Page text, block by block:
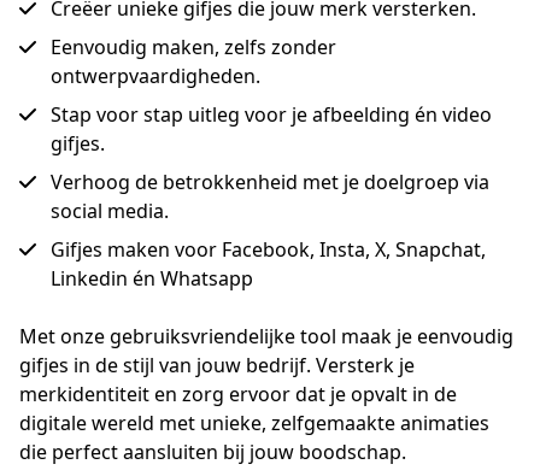
Creëer unieke gifjes die jouw merk versterken.
Eenvoudig maken, zelfs zonder
ontwerpvaardigheden.
Stap voor stap uitleg voor je afbeelding én video
gifjes.
Verhoog de betrokkenheid met je doelgroep via
social media.
Gifjes maken voor Facebook, Insta, X, Snapchat,
Linkedin én Whatsapp
Met onze gebruiksvriendelijke tool maak je eenvoudig
gifjes in de stijl van jouw bedrijf. Versterk je
merkidentiteit en zorg ervoor dat je opvalt in de
digitale wereld met unieke, zelfgemaakte animaties
die perfect aansluiten bij jouw boodschap.